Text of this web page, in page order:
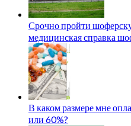
Срочно пройти
медицинская справка
В каком размере мне
или 60%?